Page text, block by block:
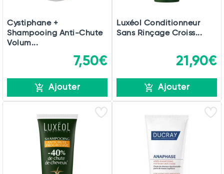
Cystiphane +
Shampooing Anti-Chute
Volum...
7,50€
Ajouter
Luxéol Conditionneur
Sans Rinçage Croiss...
21,90€
Ajouter